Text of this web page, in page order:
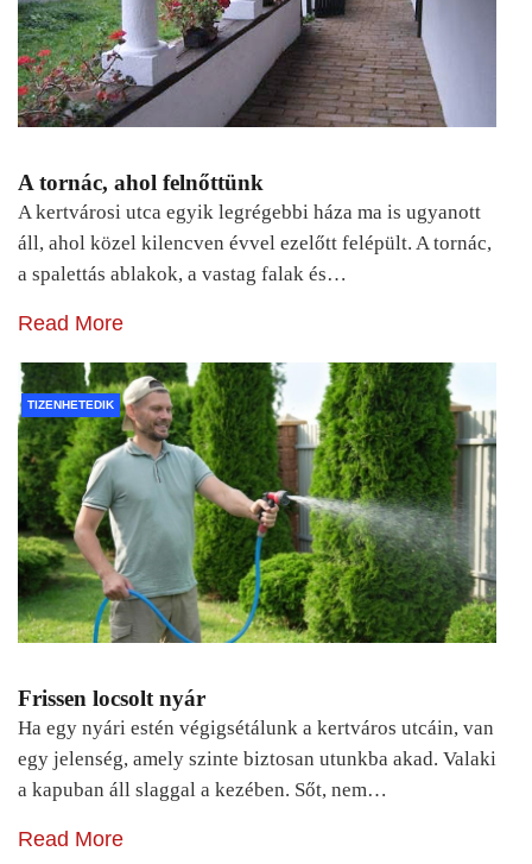
A tornác, ahol felnőttünk
A kertvárosi utca egyik legrégebbi háza ma is ugyanott
áll, ahol közel kilencven évvel ezelőtt felépült. A tornác,
a spalettás ablakok, a vastag falak és…
Read More
TIZENHETEDIK
Frissen locsolt nyár
Ha egy nyári estén végigsétálunk a kertváros utcáin, van
egy jelenség, amely szinte biztosan utunkba akad. Valaki
a kapuban áll slaggal a kezében. Sőt, nem…
Read More